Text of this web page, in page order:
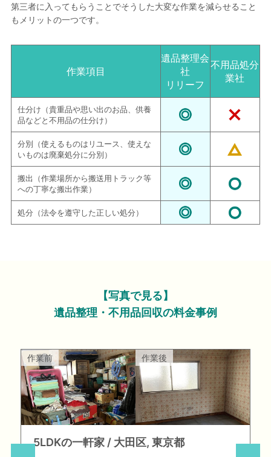
第三者に入ってもらうことでそうした大変な作業を減らせること
もメリットの一つです。
作業項目
遺品整理会
社
リリーフ
不用品処分
業社
仕分け（貴重品や思い出のお品、供養
品などと不用品の仕分け）
分別（使えるものはリユース、使えな
いものは廃棄処分に分別）
搬出（作業場所から搬送用トラック等
への丁寧な搬出作業）
処分（法令を遵守した正しい処分）
【写真で見る】
遺品整理・不用品回収の料金事例
作業前 作業後
5LDKの一軒家 大田区, 東京都